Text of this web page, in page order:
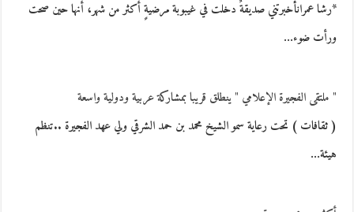
*رشا عمرانأخبرتني صديقةٌ دخلت في غيبوبة مرضيةٍ أكثر من شهر، أنها حين صحت
ورأت ضوء…
" ملتقى الفجيرة الإعلامي " ينطلق قريبا بمشاركة عربية ودولية واسعة
( ثقافات ) تحت رعاية سمو الشيخ محمد بن حمد الشرقي ولي عهد الفجيرة ..تنظم
هيئة…